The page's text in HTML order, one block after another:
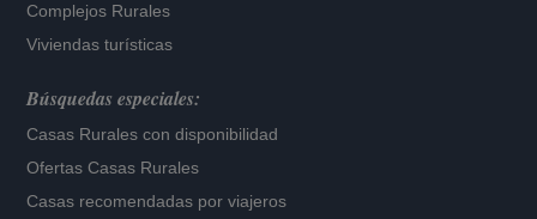
Complejos Rurales
Viviendas turísticas
Búsquedas especiales:
Casas Rurales con disponibilidad
Ofertas Casas Rurales
Casas recomendadas por viajeros